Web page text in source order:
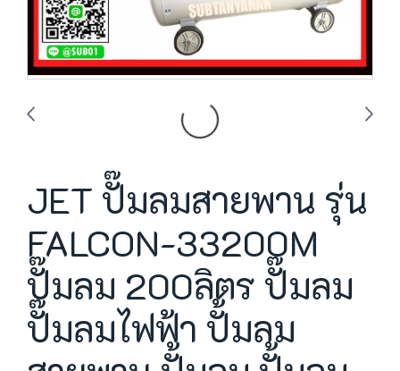
JET ปั๊มลมสายพาน รุ่น
FALCON-33200M
ปั๊มลม 200ลิตร ปั๊มลม
ปั๊มลมไฟฟ้า ปั้มลม